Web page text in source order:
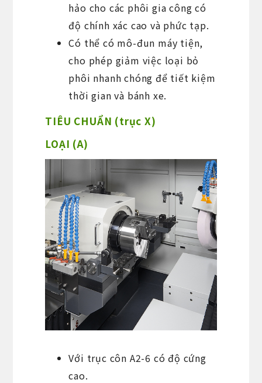
hảo cho các phôi gia công có
độ chính xác cao và phức tạp.
Có thể có mô-đun máy tiện,
cho phép giảm việc loại bỏ
phôi nhanh chóng để tiết kiệm
thời gian và bánh xe.
TIÊU CHUẨN (trục X)
LOẠI (A)
Với trục côn A2-6 có độ cứng
cao.